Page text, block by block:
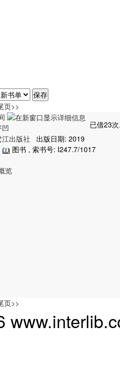
页>>
已借23
江出版社
出版日期: 2019
图书 , 索书号: I247.7/1017
览
页>>